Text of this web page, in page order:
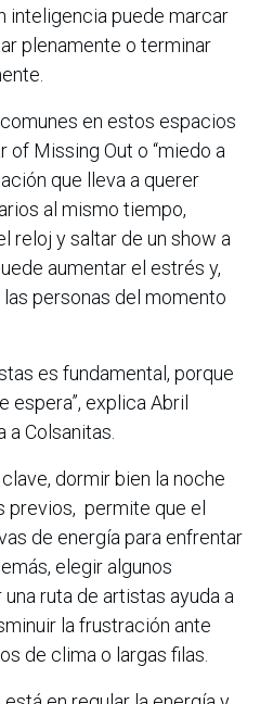
inteligencia puede marcar
plenamente o terminar
en estos espacios
of Missing Out o “miedo a
que lleva a querer
al mismo tiempo,
reloj y saltar de un show a
aumentar el estrés y,
personas del momento
es fundamental, porque
espera”, explica Abril
a Colsanitas.
dormir bien la noche
previos, permite que el
de energía para enfrentar
elegir algunos
ruta de artistas ayuda a
la frustración ante
de clima o largas filas.